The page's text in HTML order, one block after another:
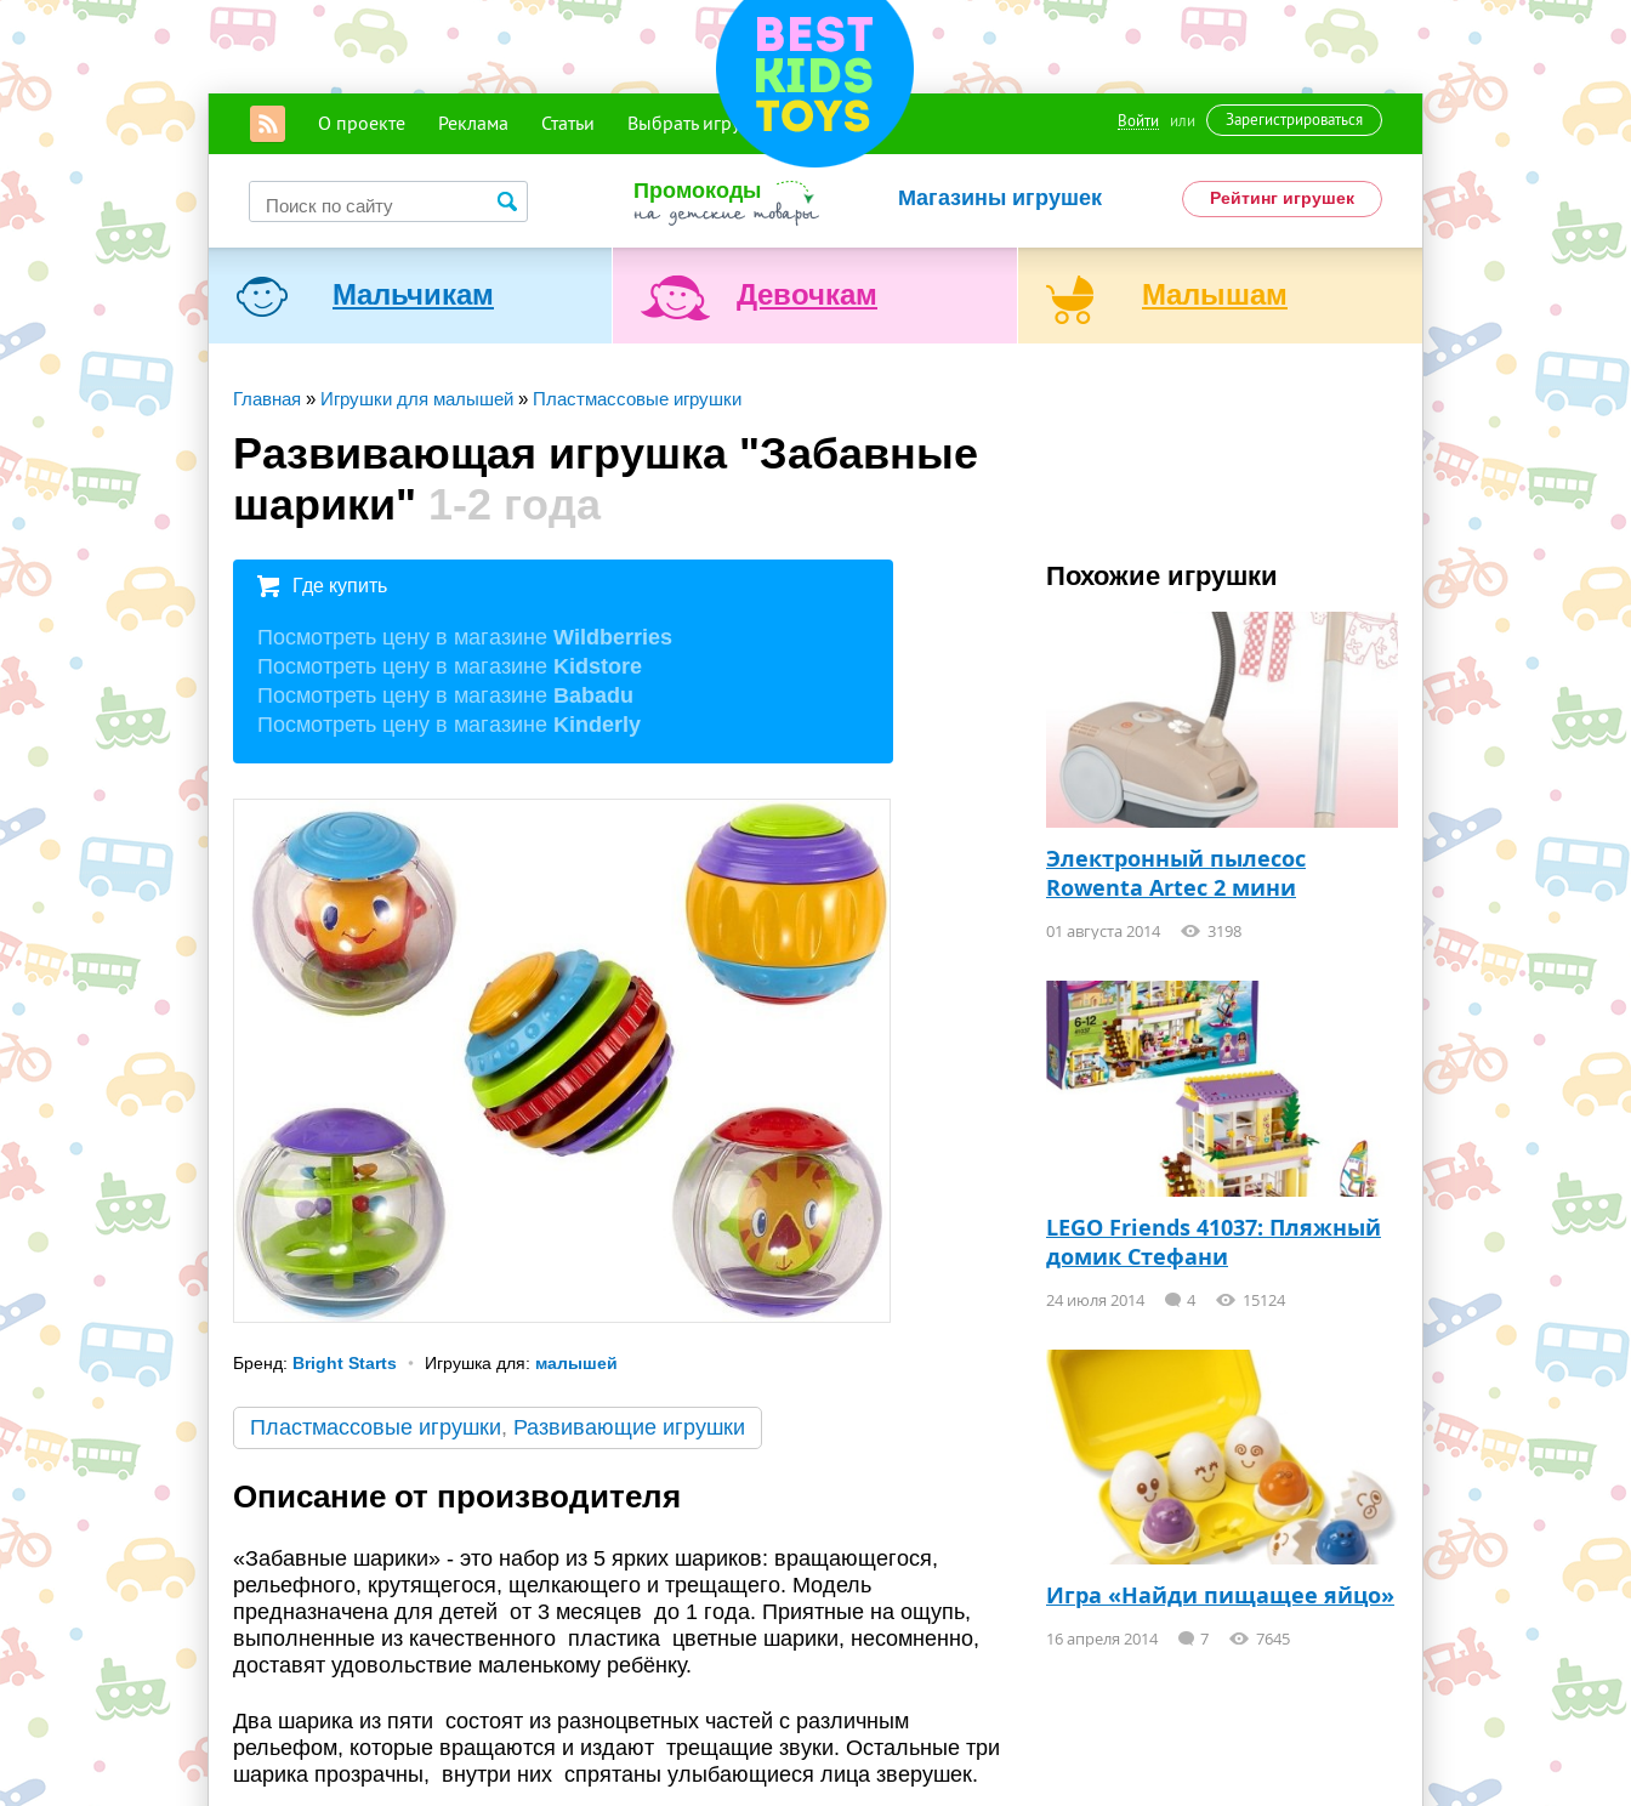
О проекте Реклама Статьи Выбрать игрушку Войти или Зарегистрироваться
Промокоды Магазины игрушек Рейтинг игрушек
Мальчикам Девочкам Малышам
Главная » Игрушки для малышей » Пластмассовые игрушки
Развивающая игрушка "Забавные
шарики" 1-2 года
Где купить
Посмотреть цену в магазине Wildberries
Посмотреть цену в магазине Kidstore
Посмотреть цену в магазине Babadu
Посмотреть цену в магазине Kinderly
Бренд: Bright Starts Игрушка для: малышей
Пластмассовые игрушки, Развивающие игрушки
Описание от производителя
«Забавные шарики» - это набор из 5 ярких шариков: вращающегося,
рельефного, крутящегося, щелкающего и трещащего. Модель
предназначена для детей от 3 месяцев до 1 года. Приятные на ощупь,
выполненные из качественного пластика цветные шарики, несомненно,
доставят удовольствие маленькому ребёнку.
Два шарика из пяти состоят из разноцветных частей с различным
рельефом, которые вращаются и издают трещащие звуки. Остальные три
шарика прозрачны, внутри них спрятаны улыбающиеся лица зверушек.
Похожие игрушки
Электронный пылесос
Rowenta Artec 2 мини
01 августа 2014 3198
LEGO Friends 41037: Пляжный
домик Стефани
24 июля 2014 4 15124
Игра «Найди пищащее яйцо»
16 апреля 2014 7 7645